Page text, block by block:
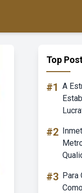
Top
#1 A
#2
#3 Para